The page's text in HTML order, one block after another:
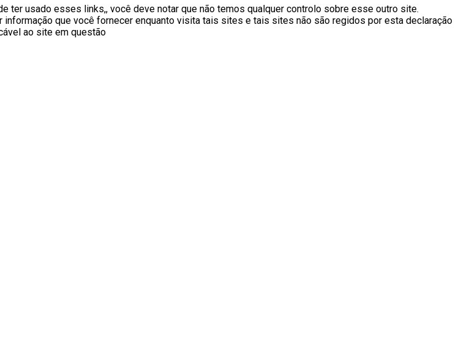
usado esses links,, você deve notar que não temos qualquer controlo sobre esse outro site.
que você fornecer enquanto visita tais sites e tais sites não são regidos por esta declaração
ao site em questão